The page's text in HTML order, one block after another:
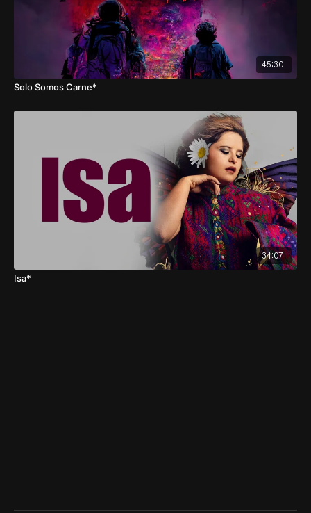
45:30
Solo Somos Carne*
34:07
Isa*